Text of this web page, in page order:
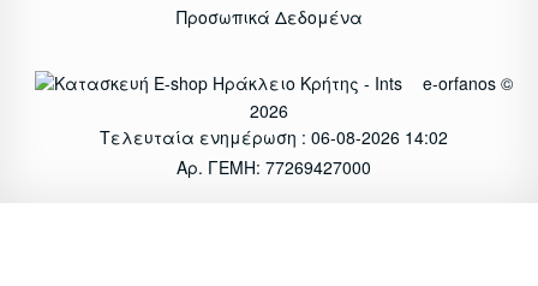
Προσωπικά Δεδομένα
e-orfanos ©
2026
Τελευταία ενημέρωση : 06-08-2026 14:02
Αρ. ΓΕΜΗ: 77269427000